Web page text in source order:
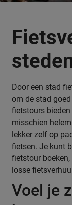
Door een stad
om de stad
fietstours
misschien
lekker zelf op
fietsen. Je kunt
fietstour
losse
Voel je